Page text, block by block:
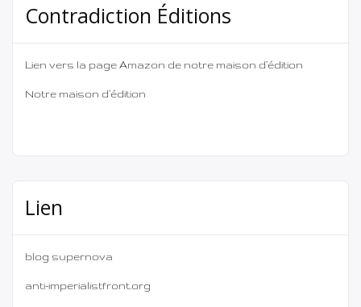
Contradiction Éditions
Lien vers la page Amazon de notre maison d’édition
Notre maison d’édition
Lien
blog supernova
anti-imperialistfront.org